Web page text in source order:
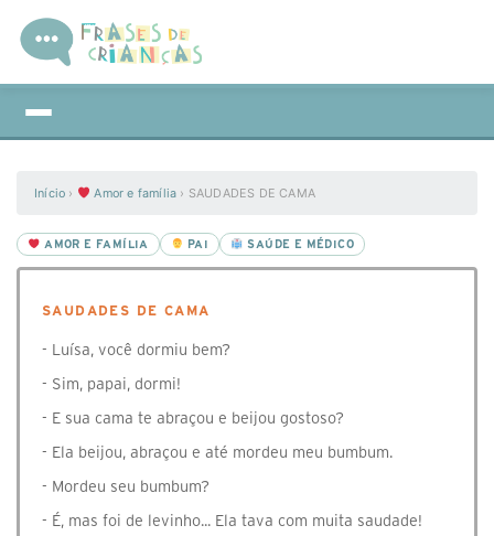
Início › Amor e família › SAUDADES DE CAMA
AMOR E FAMÍLIA PAI SAÚDE E MÉDICO
SAUDADES DE CAMA
- Luísa, você dormiu bem?
- Sim, papai, dormi!
- E sua cama te abraçou e beijou gostoso?
- Ela beijou, abraçou e até mordeu meu bumbum.
- Mordeu seu bumbum?
- É, mas foi de levinho... Ela tava com muita saudade!